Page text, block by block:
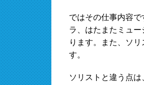
ではその仕事内容
ラ、はたまたミュ
ります。また、ソ
す。
ソリストと違う点